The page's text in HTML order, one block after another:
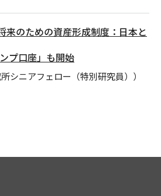
来のための資産形成制度：日本と
プ口座」も開始
シニアフェロー（特別研究員））